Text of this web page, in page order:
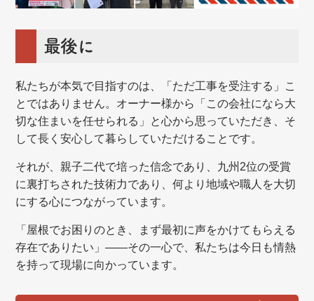
最後に
私たちが本気で目指すのは、「ただ工事を受注する」こ
とではありません。オーナー様から「この会社になら大
切な住まいを任せられる」と心から思っていただき、そ
して長く安心して暮らしていただけることです。
それが、親子二代で培った信念であり、九州2位の受賞
に裏打ちされた技術力であり、何より地域や職人を大切
にする心につながっています。
「屋根でお困りのとき、まず最初に声をかけてもらえる
存在でありたい」——その一心で、私たちは今日も情熱
を持って現場に向かっています。